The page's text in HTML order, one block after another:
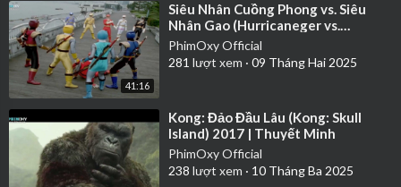
41:16
⁣Siêu Nhân Cuồng Phong vs. Siêu
Nhân Gao (Hurricaneger vs.
Gaoranger) 2003 | Thuyết Minh
PhimOxy Official
281 lượt xem · 09 Tháng Hai 2025
⁣Kong: Đảo Đầu Lâu (Kong: Skull
Island) 2017 | Thuyết Minh
PhimOxy Official
238 lượt xem · 10 Tháng Ba 2025